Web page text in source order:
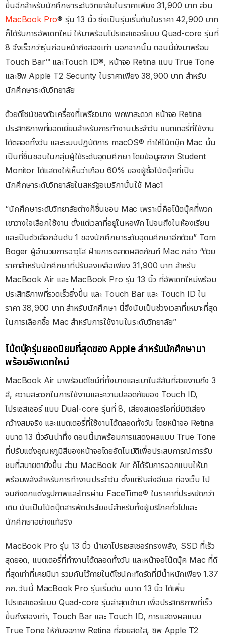
ขึ้นอีกสำหรับนักศึกษาระดับวิทยาลัยในราคาเพียง 31,900 บาท ส่วน
MacBook Pro® รุ่น 13 นิ้ว ซึ่งเป็นรุ่นเริ่มต้นในราคา 42,900 บาท
ก็ได้รับการอัพเดทใหม่ ให้มาพร้อมโปรเซสเซอร์แบบ Quad-core รุ่นที่
8 จึงเร็วกว่ารุ่นก่อนหน้าถึงสองเท่า นอกจากนั้น ตอนนี้ยังมาพร้อม
Touch Bar™ และTouch ID®, หน้าจอ Retina แบบ True Tone
และชิพ Apple T2 Security ในราคาเพียง 38,900 บาท สำหรับ
นักศึกษาระดับวิทยาลัย
ด้วยดีไซน์ของตัวเครื่องที่เพรียวบาง พกพาสะดวก หน้าจอ Retina
ประสิทธิภาพที่ยอดเยี่ยมสำหรับการทำงานประจำวัน แบตเตอรี่ที่ใช้งาน
ได้ตลอดทั้งวัน และระบบปฏิบัติการ macOS® ทำให้โน้ตบุ๊ค Mac นั้น
เป็นที่ชื่นชอบในกลุ่มผู้ใช้ระดับอุดมศึกษา โดยข้อมูลจาก Student
Monitor ได้แสดงให้เห็นว่าเกือบ 60% ของผู้ซื้อโน้ตบุ๊คที่เป็น
นักศึกษาระดับวิทยาลัยในสหรัฐอเมริกานั้นใช้ Mac1
“นักศึกษาระดับวิทยาลัยต่างก็ชื่นชอบ Mac เพราะนี่คือโน้ตบุ๊คที่พวก
เขาวางใจเลือกใช้งาน ตั้งแต่เวลาที่อยู่ในหอพัก ไปจนถึงในห้องเรียน
และเป็นตัวเลือกอันดับ 1 ของนักศึกษาระดับอุดมศึกษาอีกด้วย” Tom
Boger ผู้อำนวยการอาวุโส ฝ่ายการตลาดผลิตภัณฑ์ Mac กล่าว “ด้วย
ราคาสำหรับนักศึกษาที่ปรับลงเหลือเพียง 31,900 บาท สำหรับ
MacBook Air และ MacBook Pro รุ่น 13 นิ้ว ที่อัพเดทใหม่พร้อม
ประสิทธิภาพที่รวดเร็วยิ่งขึ้น และ Touch Bar และ Touch ID ใน
ราคา 38,900 บาท สำหรับนักศึกษา นี่จึงนับเป็นช่วงเวลาที่เหมาะที่สุด
ในการเลือกซื้อ Mac สำหรับการใช้งานในระดับวิทยาลัย”
โน้ตบุ๊ครุ่นยอดนิยมที่สุดของ Apple สำหรับนักศึกษามา
พร้อมอัพเดทใหม่
MacBook Air มาพร้อมดีไซน์ที่ทั้งบางและเบาในสีสันที่สวยงามถึง 3
สี, ความสะดวกในการใช้งานและความปลอดภัยของ Touch ID,
โปรเซสเซอร์ แบบ Dual-core รุ่นที่ 8, เสียงสเตอริโอที่มีมิติเสียง
กว้างสมจริง และแบตเตอรี่ที่ใช้งานได้ตลอดทั้งวัน โดยหน้าจอ Retina
ขนาด 13 นิ้วอันน่าทึ่ง ตอนนี้มาพร้อมการแสดงผลแบบ True Tone
ที่ปรับแต่งอุณหภูมิสีของหน้าจอโดยอัตโนมัติเพื่อประสบการณ์การรับ
ชมที่สบายตายิ่งขึ้น ส่วน MacBook Air ก็ได้รับการออกแบบให้มา
พร้อมพลังสำหรับการทำงานประจำวัน ตั้งแต่รับส่งอีเมล ท่องเว็บ ไป
จนถึงตกแต่งรูปภาพและโทรผ่าน FaceTime® ในราคาที่ประหยัดกว่า
เดิม นับเป็นโน้ตบุ๊ตสารพัดประโยชน์สำหรับทั้งผู้บริโภคทั่วไปและ
นักศึกษาอย่างแท้จริง
MacBook Pro รุ่น 13 นิ้ว นำเอาโปรเซสเซอร์ทรงพลัง, SSD ที่เร็ว
สุดยอด, แบตเตอรี่ที่ทำงานได้ตลอดทั้งวัน และหน้าจอโน้ตบุ๊ค Mac ที่ดี
ที่สุดเท่าที่เคยมีมา รวมกันไว้ภายในดีไซน์กะทัดรัดที่มีน้ำหนักเพียง 1.37
กก. วันนี้ MacBook Pro รุ่นเริ่มต้น ขนาด 13 นิ้ว ได้เพิ่ม
โปรเซสเซอร์แบบ Quad-core รุ่นล่าสุดเข้ามา เพื่อประสิทธิภาพที่เร็ว
ขึ้นถึงสองเท่า, Touch Bar และ Touch ID, การแสดงผลแบบ
True Tone ให้กับจอภาพ Retina ที่สวยสดใส, ชิพ Apple T2